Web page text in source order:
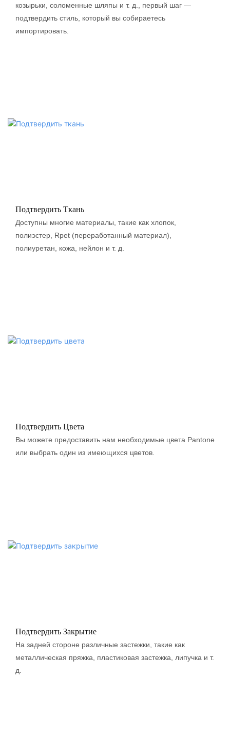
козырьки, соломенные шляпы и т. д., первый шаг —
подтвердить стиль, который вы собираетесь
импортировать.
Подтвердить Ткань
Доступны многие материалы, такие как хлопок,
полиэстер, Rpet (переработанный материал),
полиуретан, кожа, нейлон и т. д.
Подтвердить Цвета
Вы можете предоставить нам необходимые цвета Pantone
или выбрать один из имеющихся цветов.
Подтвердить Закрытие
На задней стороне различные застежки, такие как
металлическая пряжка, пластиковая застежка, липучка и т.
д.